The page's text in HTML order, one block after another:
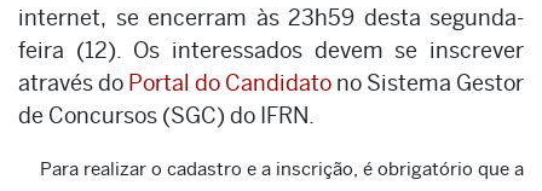
internet, se encerram às 23h59 desta segunda-
feira (12). Os interessados devem se inscrever
através do Portal do Candidato no Sistema Gestor
de Concursos (SGC) do IFRN.
Para realizar o cadastro e a inscrição, é obrigatório que a